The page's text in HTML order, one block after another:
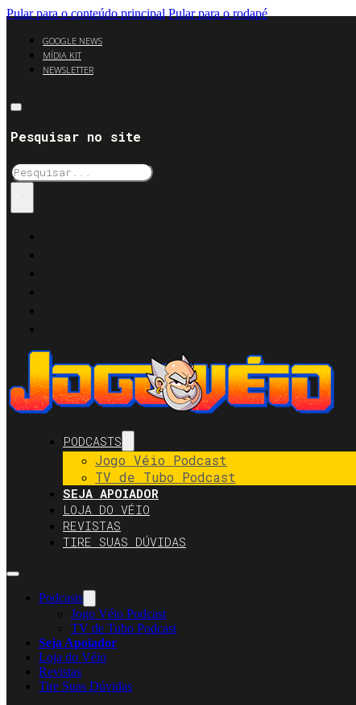
Pular para o conteúdo principal Pular para o rodapé
GOOGLE NEWS
MÍDIA KIT
NEWSLETTER
Pesquisar no site
Pesquisar
PODCASTS
Jogo Véio Podcast
TV de Tubo Podcast
SEJA APOIADOR
LOJA DO VÉIO
REVISTAS
TIRE SUAS DÚVIDAS
Podcasts
Jogo Véio Podcast
TV de Tubo Podcast
Seja Apoiador
Loja do Véio
Revistas
Tire Suas Dúvidas